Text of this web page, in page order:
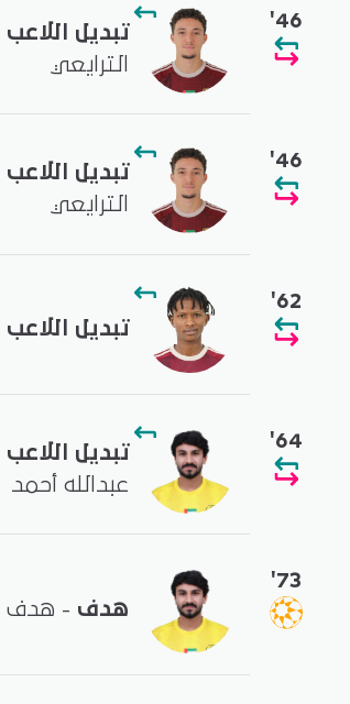
'46
تبديل اللاعب
الترايعي
'46
تبديل اللاعب
الترايعي
'62
تبديل اللاعب
'64
تبديل اللاعب
عبدالله أحمد
'73
هدف - هدف by عبدالله أحمد